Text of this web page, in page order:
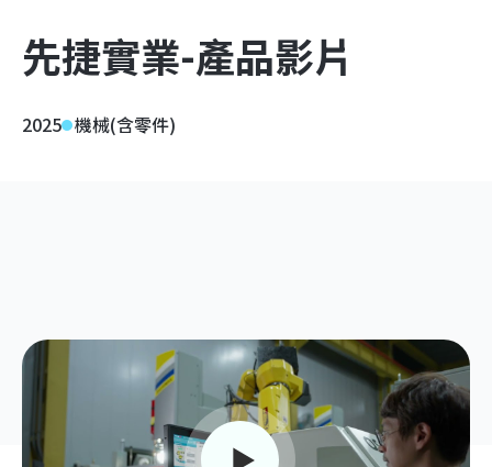
先捷實業-產品影片
2025 機械(含零件)